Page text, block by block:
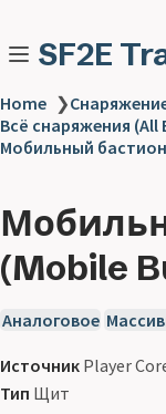
SF2E
Home ❯
Всё снаряжения (All
Мобильный
(Mobile
Аналоговое
Источник Player
Тип Щит